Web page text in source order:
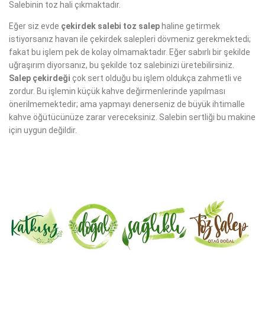
Salebinin toz hali çıkmaktadır.
Eğer siz evde çekirdek salebi toz salep haline getirmek
istiyorsanız havan ile çekirdek salepleri dövmeniz gerekmektedi;
fakat bu işlem pek de kolay olmamaktadır. Eğer sabırlı bir şekilde
uğraşırım diyorsanız, bu şekilde toz salebinizi üretebilirsiniz.
Salep çekirdeği çok sert olduğu bu işlem oldukça zahmetli ve
zordur. Bu işlemin küçük kahve değirmenlerinde yapılması
önerilmemektedir; ama yapmayı denerseniz de büyük ihtimalle
kahve öğütücünüze zarar vereceksiniz. Salebin sertliği bu makine
için uygun değildir.